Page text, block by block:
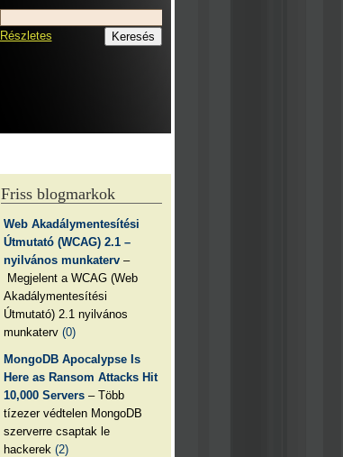
Részletes
Friss blogmarkok
Web Akadálymentesítési
Útmutató (WCAG) 2.1 –
nyilvános munkaterv –
Megjelent a WCAG (Web
Akadálymentesítési
Útmutató) 2.1 nyilvános
munkaterv(0)
MongoDB Apocalypse Is
Here as Ransom Attacks Hit
10,000 Servers – Több
tízezer védtelen MongoDB
szerverre csaptak le
hackerek(2)